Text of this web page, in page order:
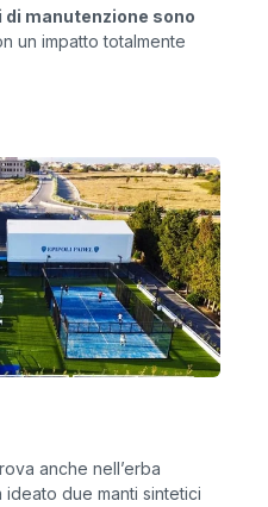
manutenzione sono
un impatto totalmente
anche nell’erba
due manti sintetici